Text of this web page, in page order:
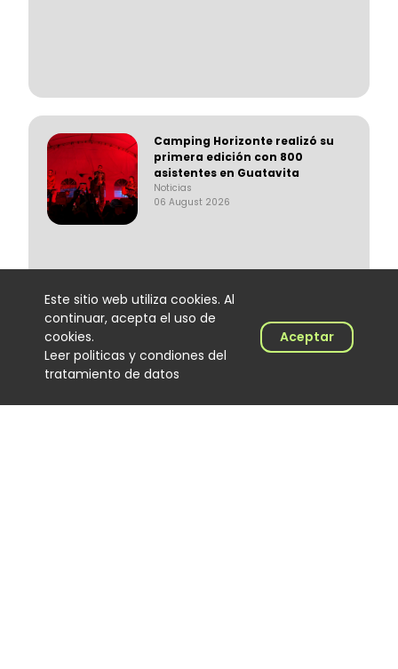
Camping Horizonte realizó su
primera edición con 800
asistentes en Guatavita
Noticias
06 August 2026
Este sitio web utiliza cookies. Al
continuar, acepta el uso de
cookies.
Leer politicas y condiones del
tratamiento de datos
Aceptar